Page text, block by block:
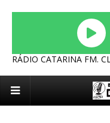
RÁDIO CATARINA FM.